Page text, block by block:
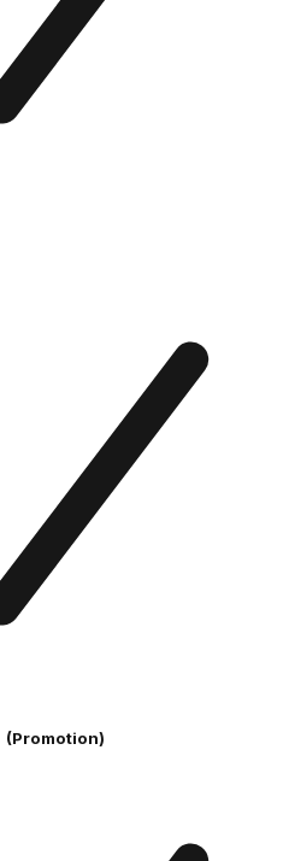
(Promotion)